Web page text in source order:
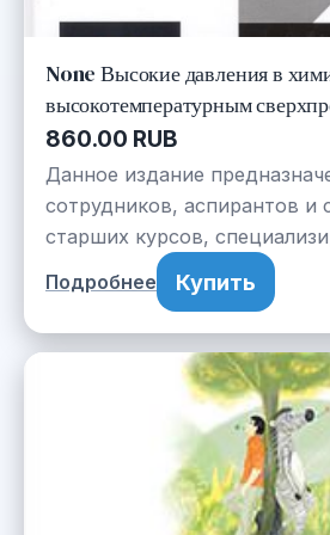
None Высокие давления в
высокотемпературным
860.00 RUB
Данное издание
сотрудников, аспирантов и
старших курсов,
Подробнее Купить